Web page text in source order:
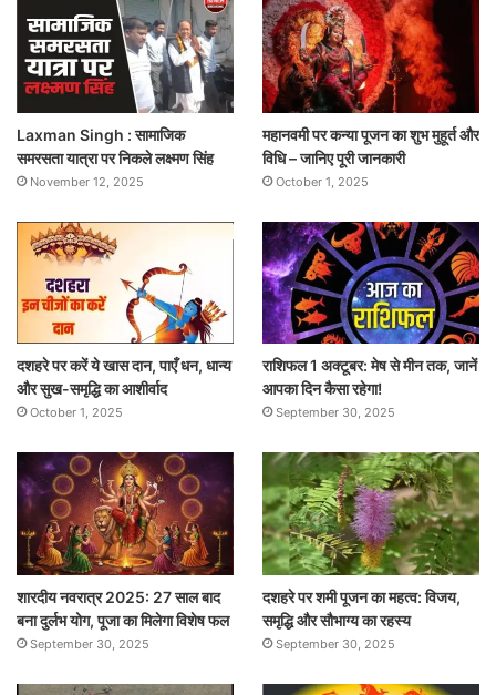
Laxman Singh : सामाजिक
समरसता यात्रा पर निकले लक्ष्मण सिंह
November 12, 2025
महानवमी पर कन्या पूजन का शुभ मुहूर्त और
विधि – जानिए पूरी जानकारी
October 1, 2025
दशहरे पर करें ये खास दान, पाएँ धन, धान्य
और सुख-समृद्धि का आशीर्वाद
October 1, 2025
राशिफल 1 अक्टूबर: मेष से मीन तक, जानें
आपका दिन कैसा रहेगा!
September 30, 2025
शारदीय नवरात्र 2025: 27 साल बाद
बना दुर्लभ योग, पूजा का मिलेगा विशेष फल
September 30, 2025
दशहरे पर शमी पूजन का महत्व: विजय,
समृद्धि और सौभाग्य का रहस्य
September 30, 2025